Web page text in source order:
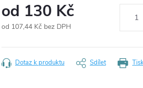
od 130 Kč
od 107,44 Kč bez DPH
cena:
Dotaz k produktu Sdílet